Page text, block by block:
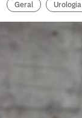
Geral Urologia